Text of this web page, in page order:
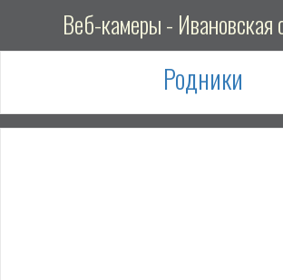
Веб-камеры - Ивановская
Родники